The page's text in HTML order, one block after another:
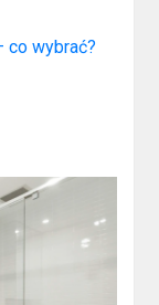
co wybrać?